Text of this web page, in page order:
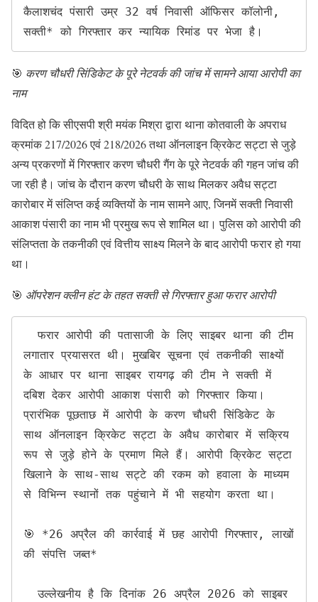
कैलाशचंद पंसारी उम्र 32 वर्ष निवासी ऑफिसर कॉलोनी,
सक्ती* को गिरफ्तार कर न्यायिक रिमांड पर भेजा है।
🎯 करण चौधरी सिंडिकेट के पूरे नेटवर्क की जांच में सामने आया आरोपी का
नाम
विदित हो कि सीएसपी श्री मयंक मिश्रा द्वारा थाना कोतवाली के अपराध
क्रमांक 217/2026 एवं 218/2026 तथा ऑनलाइन क्रिकेट सट्टा से जुड़े
अन्य प्रकरणों में गिरफ्तार करण चौधरी गैंग के पूरे नेटवर्क की गहन जांच की
जा रही है। जांच के दौरान करण चौधरी के साथ मिलकर अवैध सट्टा
कारोबार में संलिप्त कई व्यक्तियों के नाम सामने आए, जिनमें सक्ती निवासी
आकाश पंसारी का नाम भी प्रमुख रूप से शामिल था। पुलिस को आरोपी की
संलिप्तता के तकनीकी एवं वित्तीय साक्ष्य मिलने के बाद आरोपी फरार हो गया
था।
🎯 ऑपरेशन क्लीन हंट के तहत सक्ती से गिरफ्तार हुआ फरार आरोपी
  फरार आरोपी की पतासाजी के लिए साइबर थाना की टीम
लगातार प्रयासरत थी। मुखबिर सूचना एवं तकनीकी साक्ष्यों
के आधार पर थाना साइबर रायगढ़ की टीम ने सक्ती में
दबिश देकर आरोपी आकाश पंसारी को गिरफ्तार किया।
प्रारंभिक पूछताछ में आरोपी के करण चौधरी सिंडिकेट के
साथ ऑनलाइन क्रिकेट सट्टा के अवैध कारोबार में सक्रिय
रूप से जुड़े होने के प्रमाण मिले हैं। आरोपी क्रिकेट सट्टा
खिलाने के साथ-साथ सट्टे की रकम को हवाला के माध्यम
से विभिन्न स्थानों तक पहुंचाने में भी सहयोग करता था।
🎯 *26 अप्रैल की कार्रवाई में छह आरोपी गिरफ्तार, लाखों
की संपत्ति जब्त*
  उल्लेखनीय है कि दिनांक 26 अप्रैल 2026 को साइबर